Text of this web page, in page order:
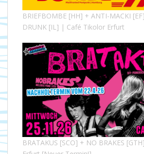
BRIEFBOMBE [HH] + ANTI-MACKI
DRUNK [IL] | Café Tikolor Erfurt
BRATAKUS [SCO] + NO BRAKES